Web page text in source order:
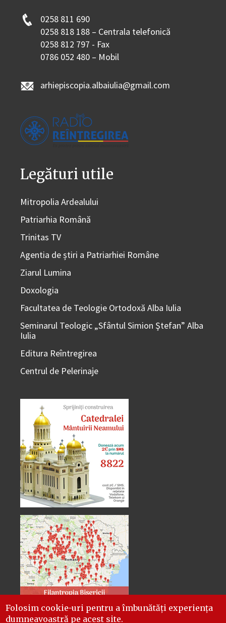
0258 811 690
0258 818 188 – Centrala telefonică
0258 812 797 - Fax
0786 052 480 – Mobil
arhiepiscopia.albaiulia@gmail.com
Legături utile
Mitropolia Ardealului
Patriarhia Română
Trinitas TV
Agentia de știri a Patriarhiei Române
Ziarul Lumina
Doxologia
Facultatea de Teologie Ortodoxă Alba Iulia
Seminarul Teologic „Sfântul Simion Ştefan” Alba
Iulia
Editura Reîntregirea
Centrul de Pelerinaje
Folosim cookie-uri pentru a îmbunătăți experiența
dumneavoastră pe acest site.